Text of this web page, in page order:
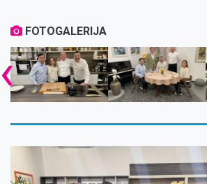
FOTOGALERIJA
‹